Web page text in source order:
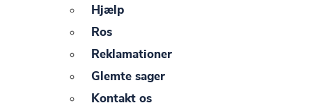
Hjælp
Ros
Reklamationer
Glemte sager
Kontakt os